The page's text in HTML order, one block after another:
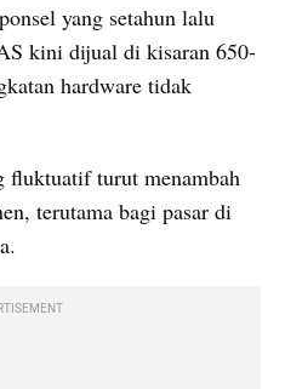
yang setahun lalu
kini dijual di kisaran 650-
hardware tidak
fluktuatif turut menambah
terutama bagi pasar di